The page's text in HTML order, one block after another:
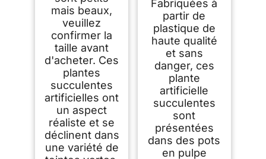
mais beaux,
veuillez
confirmer la
taille avant
d'acheter. Ces
plantes
succulentes
artificielles ont
un aspect
réaliste et se
déclinent dans
une variété de
Fabriquées à
partir de
plastique de
haute qualité
et sans
danger, ces
plante
artificielle
succulentes
sont
présentées
dans des pots
en pulpe